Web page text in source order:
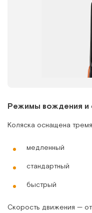
Режимы вождения и
Коляска оснащена
медленный
стандартный
быстрый
Скорость движения —